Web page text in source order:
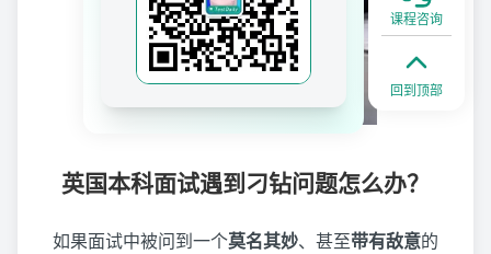
英国本科面试遇到刁钻问题怎么办？
如果面试中被问到一个莫名其妙、甚至带有敌意的
课程咨询
回到顶部